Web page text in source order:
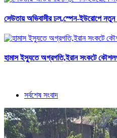
সেউতায় অভিবাসীর ঢল,স্পেন-ইউরোপে নতুন
হামাস ইস্যুতে অগ্রগতি,ইরান সংকটে
সর্বশেষ সংবাদ